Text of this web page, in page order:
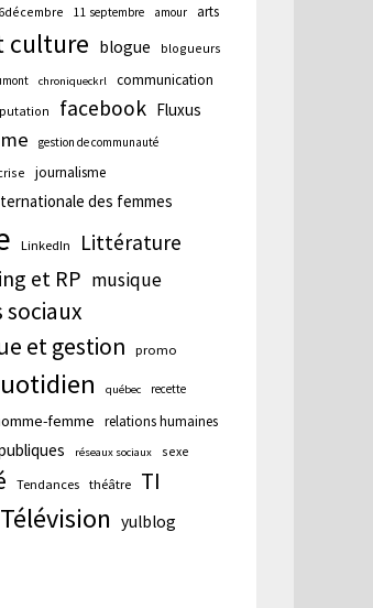
6décembre 11 septembre amour arts
culture blogue blogueurs
chroniqueckrl communication
facebook Fluxus
gestion de communauté
journalisme
des femmes
LinkedIn Littérature
et RP musique
sociaux
et gestion
promo
québec recette
femme relations humaines
réseaux sociaux sexe
Tendances théâtre TI
Télévision yulblog